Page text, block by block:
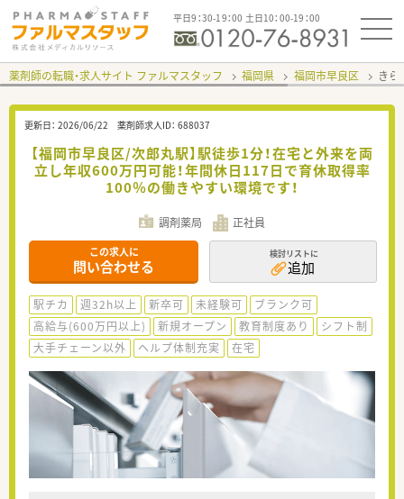
平日9：30-19：00 土日10：00-19：00
薬剤師の転職・求人サイト ファルマスタッフ 福岡県 福岡市早良区 き
更新日： 2026/06/22 薬剤師求人ID： 688037
【福岡市早良区/次郎丸駅】駅徒歩1分！在宅と外来を両
立し年収600万円可能！年間休日117日で育休取得率
100％の働きやすい環境です！
調剤薬局 正社員
この求人に
問い合わせる
検討リストに
追加
駅チカ 週32h以上 新卒可 未経験可
ブランク可
高給与(600万円以上)
新規オープン 教育制度あり
シフト制
大手チェーン以外
ヘルプ体制充実 在宅